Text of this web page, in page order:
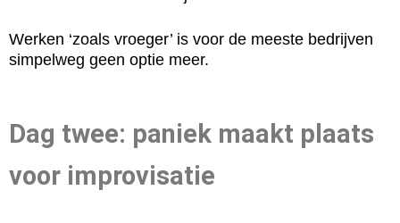
Werken ‘zoals vroeger’ is voor de meeste bedrijven
simpelweg geen optie meer.
Dag twee: paniek maakt plaats
voor improvisatie